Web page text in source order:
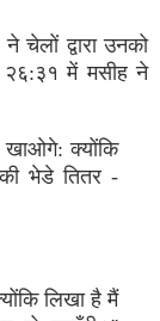
चेलों द्वारा उनको
२६:३१ में मसीह ने
खाओगे: क्योंकि
भेडे तितर -
लिखा है मैं